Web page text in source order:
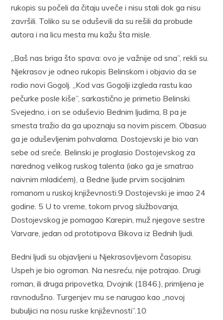
rukopis su počeli da čitaju uveče i nisu stali dok ga nisu
završili. Toliko su se oduševili da su rešili da probude
autora i na licu mesta mu kažu šta misle.
„Baš nas briga što spava: ovo je važnije od sna”, rekli su.
Njekrasov je odneo rukopis Belinskom i objavio da se
rodio novi Gogolj. „Kod vas Gogolji izgleda rastu kao
pečurke posle kiše”, sarkastično je primetio Belinski.
Svejedno, i on se oduševio Bednim ljudima, 8 pa je
smesta tražio da ga upoznaju sa novim piscem. Obasuo
ga je oduševljenim pohvalama. Dostojevski je bio van
sebe od sreće. Belinski je proglasio Dostojevskog za
narednog velikog ruskog talenta (iako ga je smatrao
naivnim mladićem), a Bedne ljude prvim socijalnim
romanom u ruskoj književnosti.9 Dostojevski je imao 24
godine. 5 U to vreme, tokom prvog službovanja,
Dostojevskog je pomagao Karepin, muž njegove sestre
Varvare, jedan od prototipova Bikova iz Bednih ljudi.
Bedni ljudi su objavljeni u Njekrasovljevom časopisu.
Uspeh je bio ogroman. Na nesreću, nije potrajao. Drugi
roman, ili druga pripovetka, Dvojnik (1846.), primljena je
ravnodušno. Turgenjev mu se narugao kao „novoj
bubuljici na nosu ruske književnosti”.10